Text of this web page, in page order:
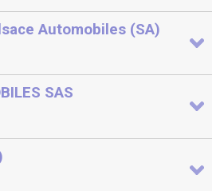
Automobiles (SA)
SAS